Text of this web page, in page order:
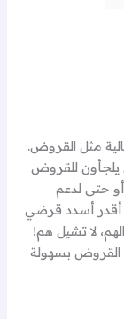
مثل القروض.
يلجأون للقروض
حتى لدعم
أقدر أسدد قرضي
لا تشيل هم!
بسهولة